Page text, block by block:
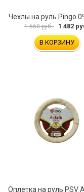
Чехлы на руль Pingo
1 560 руб. 1 482
В КОРЗИНУ